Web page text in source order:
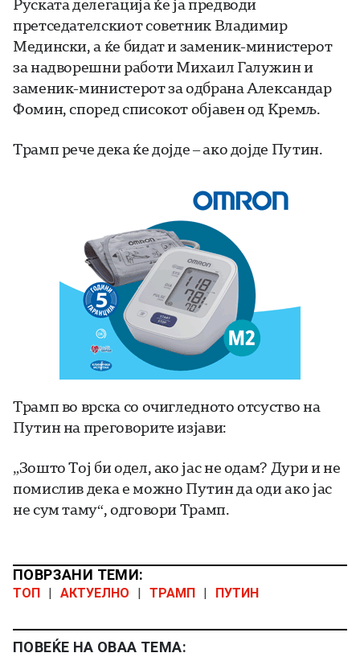
Руската делегација ќе ја предводи
претседателскиот советник Владимир
Медински, а ќе бидат и заменик-министерот
за надворешни работи Михаил Галужин и
заменик-министерот за одбрана Александар
Фомин, според списокот објавен од Кремљ.
Трамп рече дека ќе дојде – ако дојде Путин.
Трамп во врска со очигледното отсуство на
Путин на преговорите изјави:
„Зошто Тој би одел, ако јас не одам? Дури и не
помислив дека е можно Путин да оди ако јас
не сум таму“, одговори Трамп.
ПОВРЗАНИ ТЕМИ:
ТОП АКТУЕЛНО ТРАМП ПУТИН
ПОВЕЌЕ НА ОВАА ТЕМА: